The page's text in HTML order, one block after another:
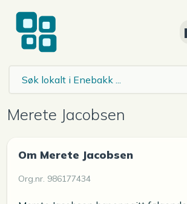
Merete Jacobsen
Om Merete Jacobsen
Org.nr. 986177434